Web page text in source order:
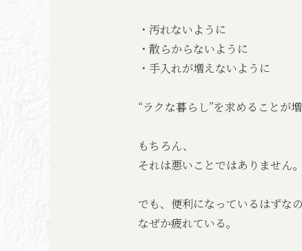
・汚れないように
・散らからないように
・手入れが増えないように
“ラクな暮らし”を求めることが増
もちろん、
それは悪いことではありません。
でも、便利になっているはずなの
なぜか疲れている。